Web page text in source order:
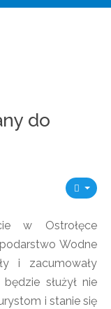
do
w Ostrołęce
Wodne
i zacumowały
służył nie
i stanie się